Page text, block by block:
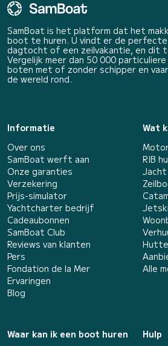
SamBoat is het platform dat het
boot te huren. U vindt er de
dagtocht of een zeilvakantie, en dit
Vergelijk meer dan 50 000
boten met of zonder schipper en
de wereld rond.
Informatie
Over ons
SamBoat werft aan
Onze garanties
Verzekering
Prijs-simulator
Yachtcharter bedrijf
Cadeaubonnen
SamBoat Club
Reviews van klanten
Pers
Fondation de la Mer
Ervaringen
Blog
Wat
RIB
Jacht
Alle
Waar kan ik een boot huren
Hulp